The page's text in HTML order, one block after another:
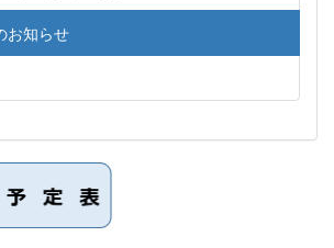
お知らせ